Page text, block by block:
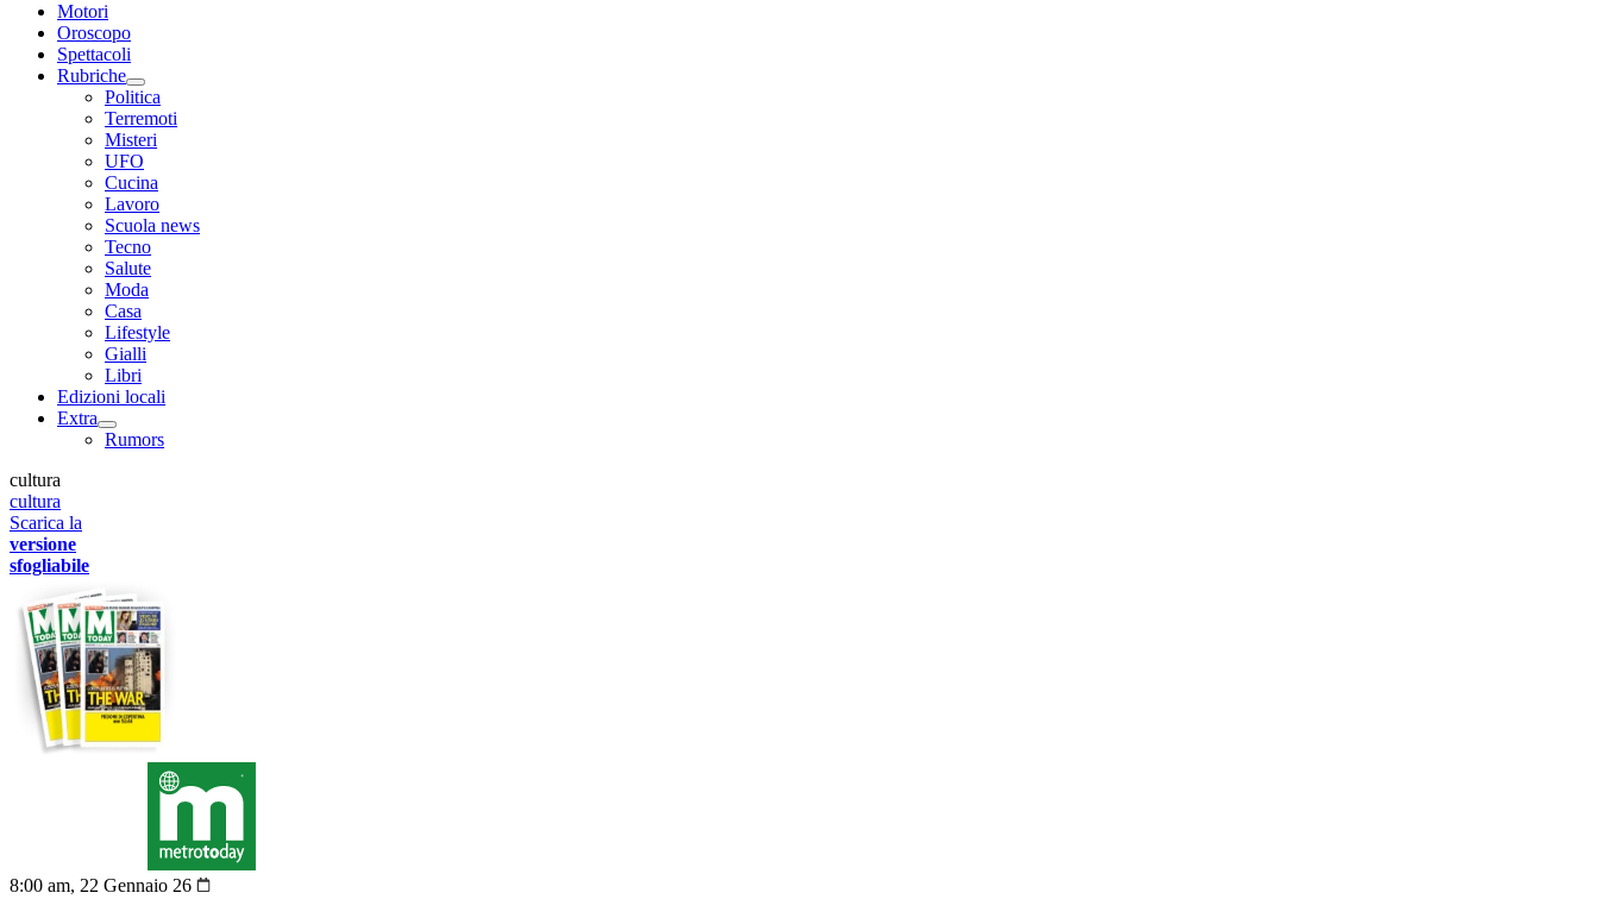
Motori
Oroscopo
Spettacoli
Rubriche
Politica
Terremoti
Misteri
UFO
Cucina
Lavoro
Scuola news
Tecno
Salute
Moda
Casa
Lifestyle
Gialli
Libri
Edizioni locali
Extra
Rumors
cultura
cultura
Scarica la
versione
sfogliabile
8:00 am, 22 Gennaio 26